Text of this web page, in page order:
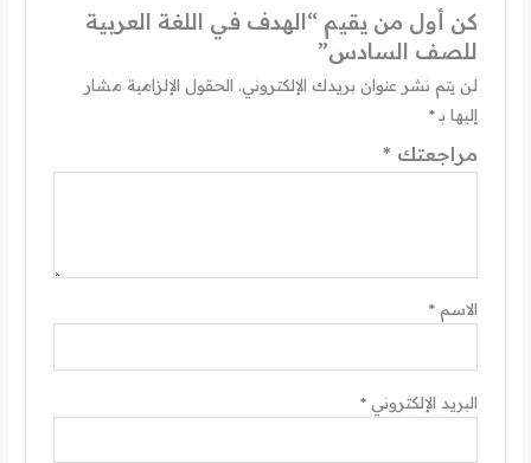
كن أول من يقيم “الهدف في اللغة العربية
للصف السادس”
لن يتم نشر عنوان بريدك الإلكتروني. الحقول الإلزامية مشار
إليها بـ*
مراجعتك *
الاسم *
البريد الإلكتروني *